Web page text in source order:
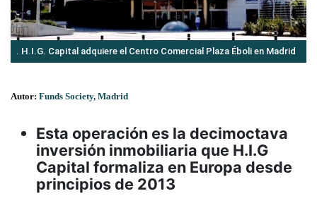
. H.I.G. Capital adquiere el Centro Comercial Plaza Éboli en Madrid
Autor: Funds Society, Madrid
Esta operación es la decimoctava
inversión inmobiliaria que H.I.G
Capital formaliza en Europa desde
principios de 2013